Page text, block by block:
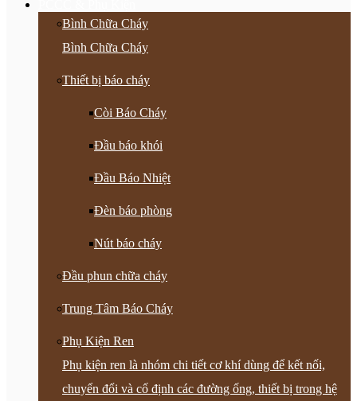
Bình Chữa Cháy
Bình Chữa Cháy
Thiết bị báo cháy
Còi Báo Cháy
Đầu báo khói
Đầu Báo Nhiệt
Đèn báo phòng
Nút báo cháy
Đầu phun chữa cháy
Trung Tâm Báo Cháy
Phụ Kiện Ren
Phụ kiện ren là nhóm chi tiết cơ khí dùng để kết nối,
chuyển đổi và cố định các đường ống, thiết bị trong hệ